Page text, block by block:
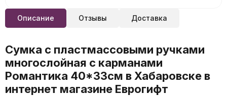
Описание Отзывы Доставка
Сумка с пластмассовыми ручками
многослойная с карманами
Романтика 40*33см в Хабаровске в
интернет магазине Еврогифт